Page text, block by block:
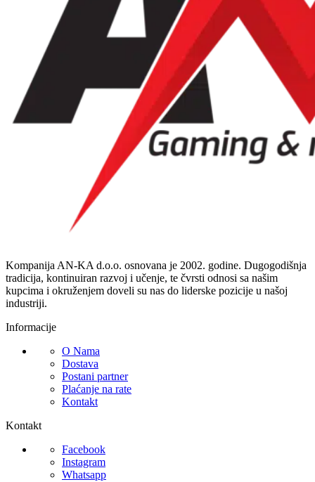
Kompanija AN-KA d.o.o. osnovana je 2002. godine. Dugogodišnja
tradicija, kontinuiran razvoj i učenje, te čvrsti odnosi sa našim
kupcima i okruženjem doveli su nas do liderske pozicije u našoj
industriji.
Informacije
O Nama
Dostava
Postani partner
Plaćanje na rate
Kontakt
Kontakt
Facebook
Instagram
Whatsapp